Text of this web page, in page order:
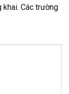
khai. Các trường